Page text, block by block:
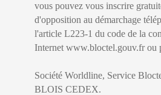
vous pouvez vous inscrire
d'opposition au démarchage
l'article L223-1 du code de la
Internet www.bloctel.gouv.fr ou
Société Worldline, Service
BLOIS CEDEX.